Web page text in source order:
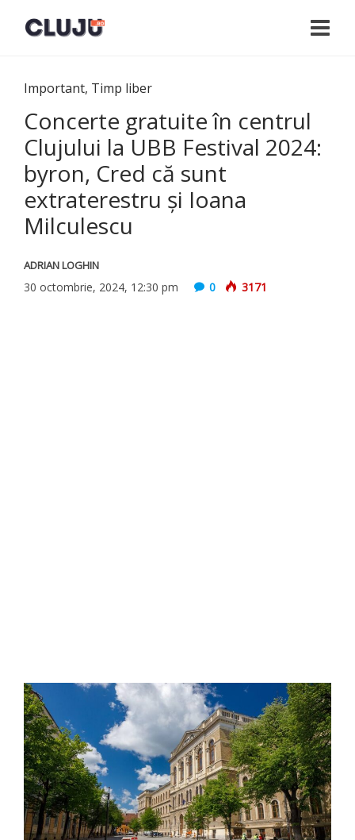
Important, Timp liber
Concerte gratuite în centrul
Clujului la UBB Festival 2024:
byron, Cred că sunt
extraterestru și Ioana
Milculescu
ADRIAN LOGHIN
30 octombrie, 2024, 12:30 pm 0 3171